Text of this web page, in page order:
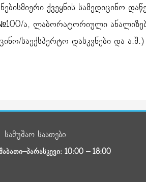
ქვეყნის სამედიცინო
ა, ლაბორატორიული
საექსპერტო დასკვნები და ა.შ.)
სამუშაო საათები
10:00 – 18:00